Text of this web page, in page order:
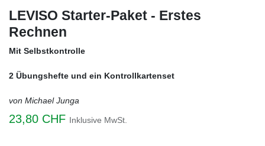
LEVISO Starter-Paket - Erstes
Rechnen
Mit Selbstkontrolle
2 Übungshefte und ein Kontrollkartenset
von Michael Junga
23,80 CHF Inklusive MwSt.